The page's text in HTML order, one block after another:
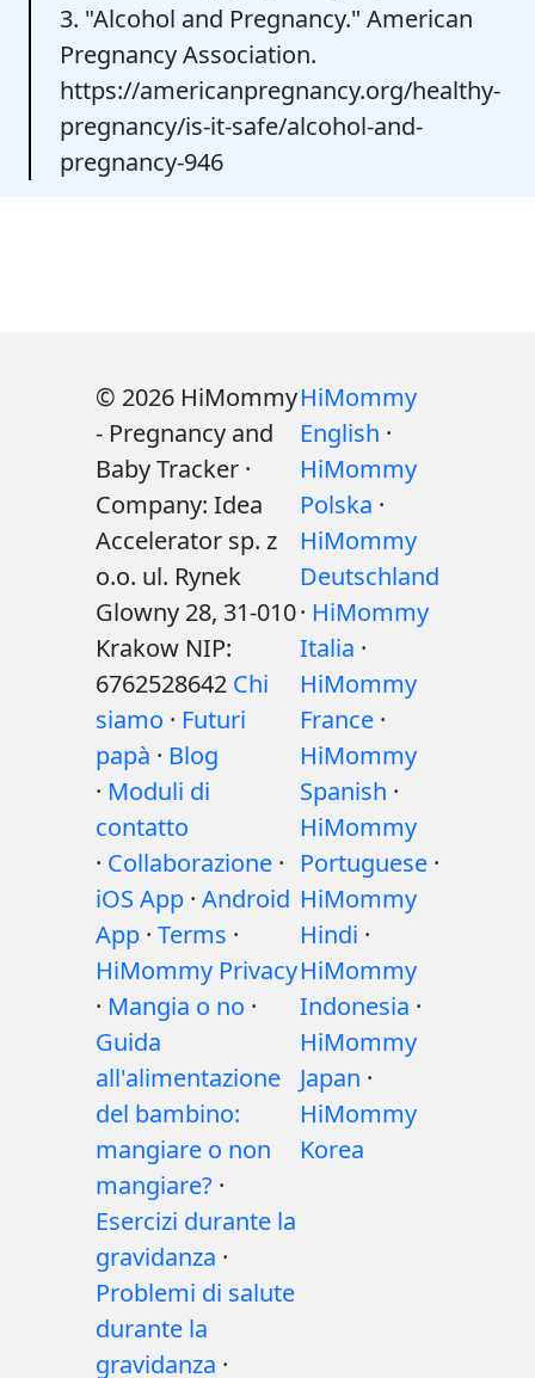
3. "Alcohol and Pregnancy." American
Pregnancy Association.
https://americanpregnancy.org/healthy-
pregnancy/is-it-safe/alcohol-and-
pregnancy-946
© 2026 HiMommy
- Pregnancy and
Baby Tracker ·
Company: Idea
Accelerator sp. z
o.o. ul. Rynek
Glowny 28, 31-010
Krakow NIP:
6762528642 Chi
siamo · Futuri
papà · Blog
· Moduli di
contatto
· Collaborazione ·
iOS App · Android
App · Terms ·
HiMommy Privacy
· Mangia o no ·
Guida
all'alimentazione
del bambino:
mangiare o non
mangiare? ·
Esercizi durante la
gravidanza ·
Problemi di salute
durante la
gravidanza ·
HiMommy
English ·
HiMommy
Polska ·
HiMommy
Deutschland
· HiMommy
Italia ·
HiMommy
France ·
HiMommy
Spanish ·
HiMommy
Portuguese ·
HiMommy
Hindi ·
HiMommy
Indonesia ·
HiMommy
Japan ·
HiMommy
Korea